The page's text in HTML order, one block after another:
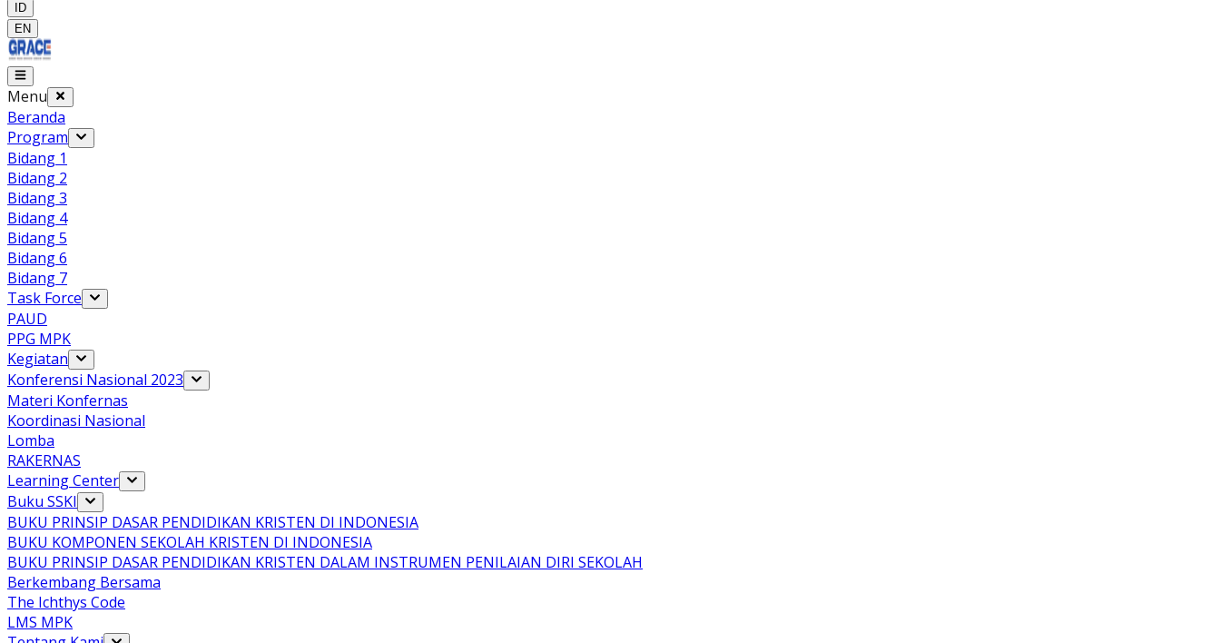
ID
EN
Menu
Beranda
Program
Bidang 1
Bidang 2
Bidang 3
Bidang 4
Bidang 5
Bidang 6
Bidang 7
Task Force
PAUD
PPG MPK
Kegiatan
Konferensi Nasional 2023
Materi Konfernas
Koordinasi Nasional
Lomba
RAKERNAS
Learning Center
Buku SSKI
BUKU PRINSIP DASAR PENDIDIKAN KRISTEN DI INDONESIA
BUKU KOMPONEN SEKOLAH KRISTEN DI INDONESIA
BUKU PRINSIP DASAR PENDIDIKAN KRISTEN DALAM INSTRUMEN PENILAIAN DIRI SEKOLAH
Berkembang Bersama
The Ichthys Code
LMS MPK